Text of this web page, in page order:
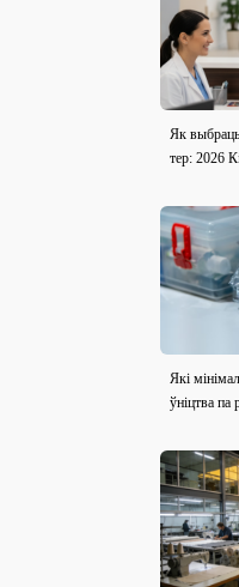
Як
тер: 2026
Які
ўніцтва па